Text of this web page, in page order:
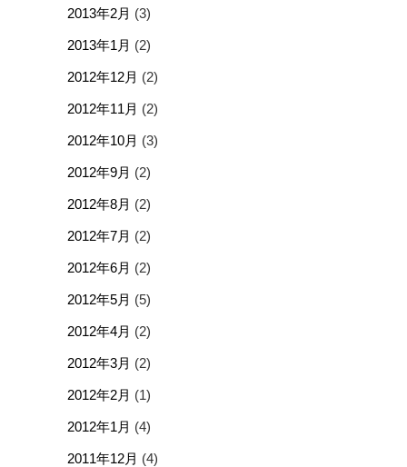
2013年2月 (3)
2013年1月 (2)
2012年12月 (2)
2012年11月 (2)
2012年10月 (3)
2012年9月 (2)
2012年8月 (2)
2012年7月 (2)
2012年6月 (2)
2012年5月 (5)
2012年4月 (2)
2012年3月 (2)
2012年2月 (1)
2012年1月 (4)
2011年12月 (4)